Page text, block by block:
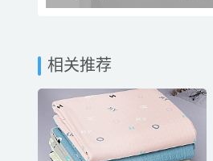
相关推荐